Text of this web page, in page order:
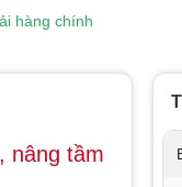
hàng chính
nâng tầm